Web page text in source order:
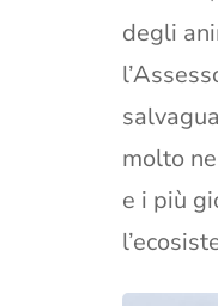
degli
molto
e i più